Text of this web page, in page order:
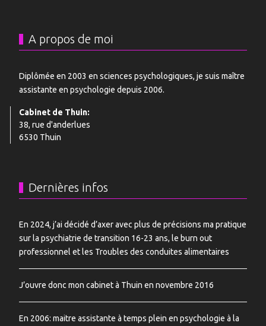
A propos de moi
Diplômée en 2003 en sciences psychologiques, je suis maître
assistante en psychologie depuis 2006.
Cabinet de Thuin:
38, rue d'anderlues
6530 Thuin
Dernières infos
En 2024, j’ai décidé d’axer avec plus de précisions ma pratique
sur la psychiatrie de transition 16-23 ans, le burn out
professionnel et les Troubles des conduites alimentaires
J’ouvre donc mon cabinet à Thuin en novembre 2016
En 2006: maitre assistante à temps plein en psychologie à la